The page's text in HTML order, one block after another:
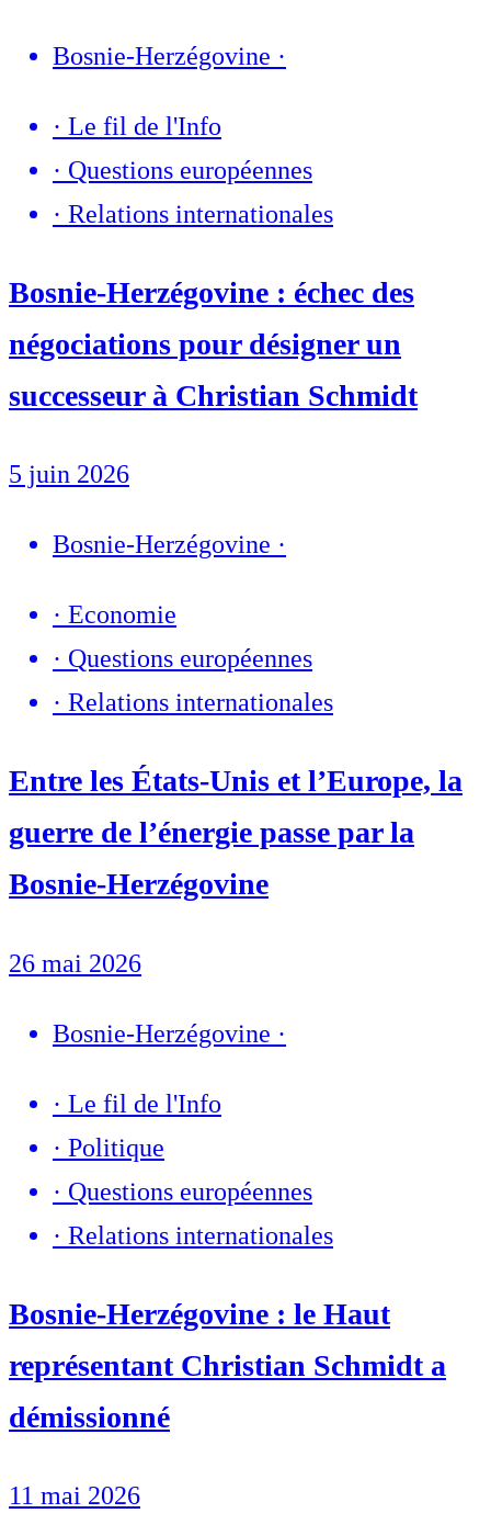
Bosnie-Herzégovine ·
· Le fil de l'Info
· Questions européennes
· Relations internationales
Bosnie-Herzégovine : échec des
négociations pour désigner un
successeur à Christian Schmidt
5 juin 2026
Bosnie-Herzégovine ·
· Economie
· Questions européennes
· Relations internationales
Entre les États-Unis et l’Europe, la
guerre de l’énergie passe par la
Bosnie-Herzégovine
26 mai 2026
Bosnie-Herzégovine ·
· Le fil de l'Info
· Politique
· Questions européennes
· Relations internationales
Bosnie-Herzégovine : le Haut
représentant Christian Schmidt a
démissionné
11 mai 2026